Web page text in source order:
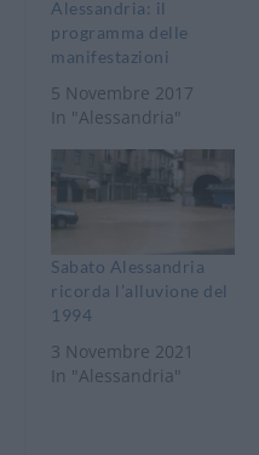
Alessandria: il
programma delle
manifestazioni
5 Novembre 2017
In "Alessandria"
Sabato Alessandria
ricorda l’alluvione del
1994
3 Novembre 2021
In "Alessandria"